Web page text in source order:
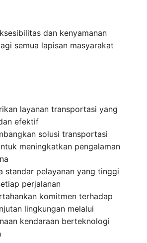
dan kenyamanan
semua lapisan masyarakat
layanan transportasi yang
efektif
solusi transportasi
meningkatkan pengalaman
standar pelayanan yang tinggi
perjalanan
komitmen terhadap
lingkungan melalui
kendaraan berteknologi